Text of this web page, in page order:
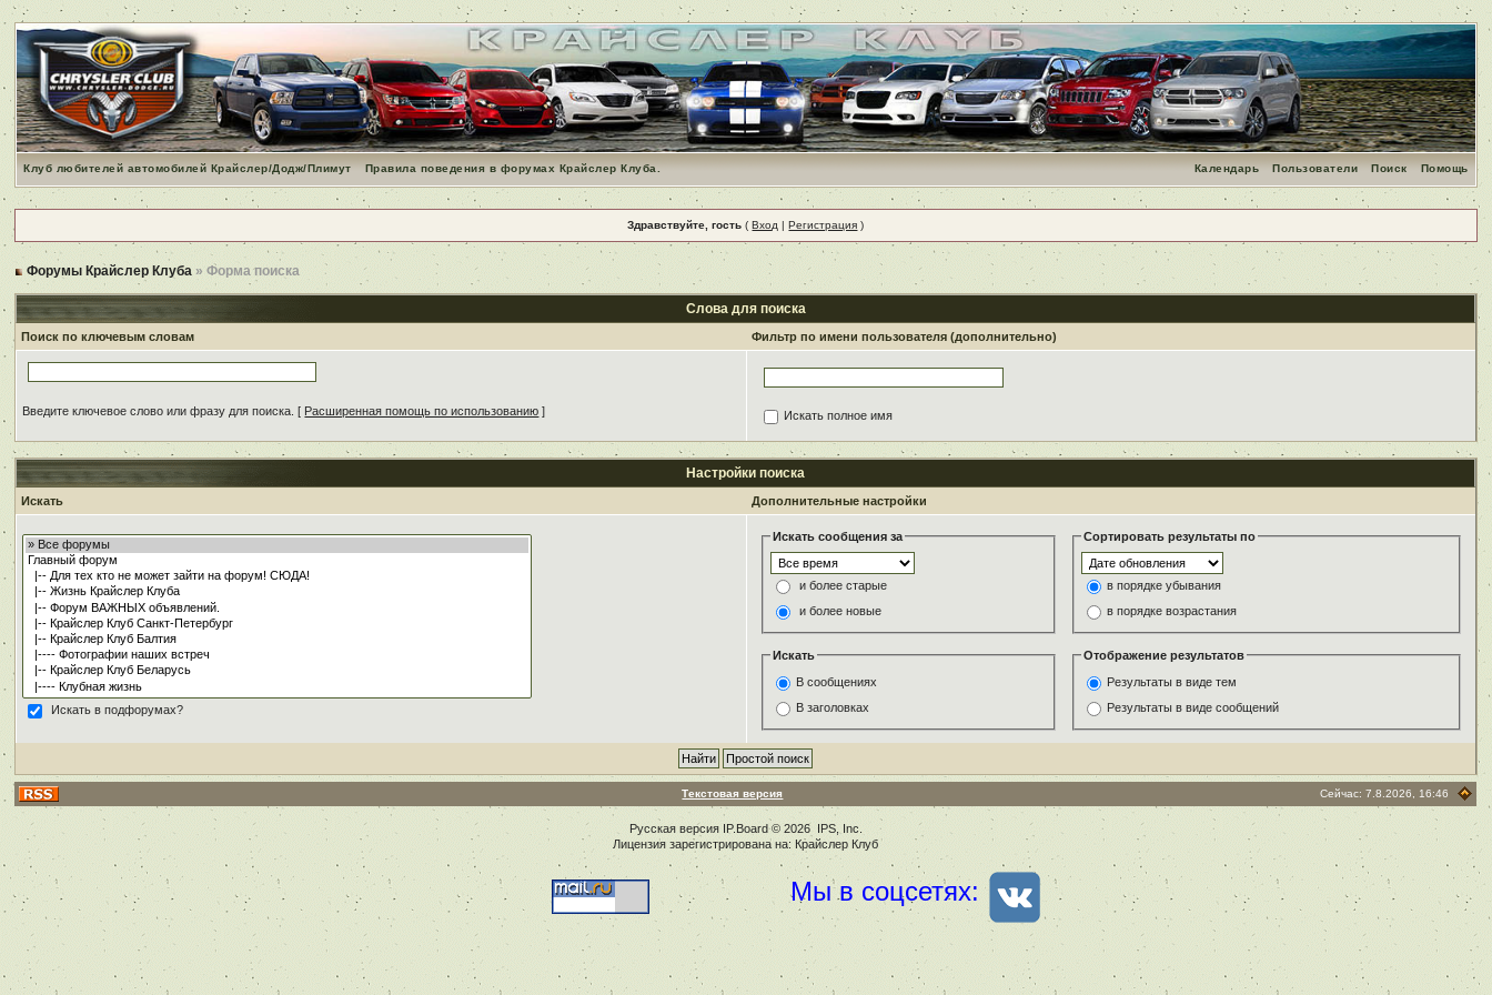
Клуб любителей автомобилей Крайслер/Додж/Плимут Правила поведения в форумах Крайслер Клуба. Помощь
Поиск
Пользователи
Календарь
Здравствуйте, гость (Вход |Регистрация )
Форумы Крайслер Клуба » Форма поиска
Слова для поиска
Поиск по ключевым словам Фильтр по имени пользователя (дополнительно)
Введите ключевое слово или фразу для поиска. [ Расширенная помощь по использованию ] Искать полное имя
Настройки поиска
Искать Дополнительные настройки
Искать в подфорумах?
Искать сообщения за
и более старые
и более новые
Сортировать результаты по
в порядке убывания
в порядке возрастания
Искать
В сообщениях
В заголовках
Отображение результатов
Результаты в виде тем
Результаты в виде сообщений
Текстовая версия Сейчас: 7.8.2026, 16:46
Русская версия IP.Board© 2026 IPS, Inc
Лицензия зарегистрирована на: Крайслер Клуб
Мы в соцсетях: